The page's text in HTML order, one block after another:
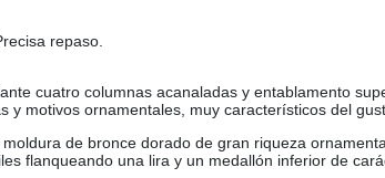
repaso.
cuatro columnas acanaladas y entablamento
motivos ornamentales, muy característicos del
de bronce dorado de gran riqueza
flanqueando una lira y un medallón inferior de